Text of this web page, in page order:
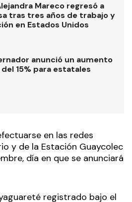
Mareco regresó a
tras tres años de trabajo y
en Estados Unidos
anunció un aumento
15% para estatales
en las redes
y de la Estación Guaycolec
día en que se anunciará
registrado bajo el